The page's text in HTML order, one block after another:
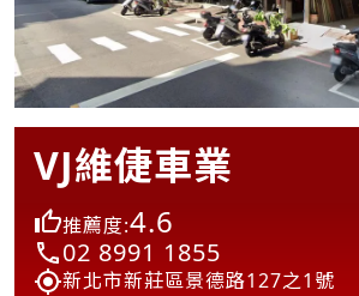
VJ維倢車業
推薦度:4.6
02 8991 1855
新北市新莊區景德路127之1號